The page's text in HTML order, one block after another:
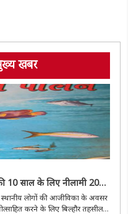
खबर
10 साल के लिए नीलामी 20
लोगों की आजीविका के अवसर
करने के लिए बिल्हौर तहसील